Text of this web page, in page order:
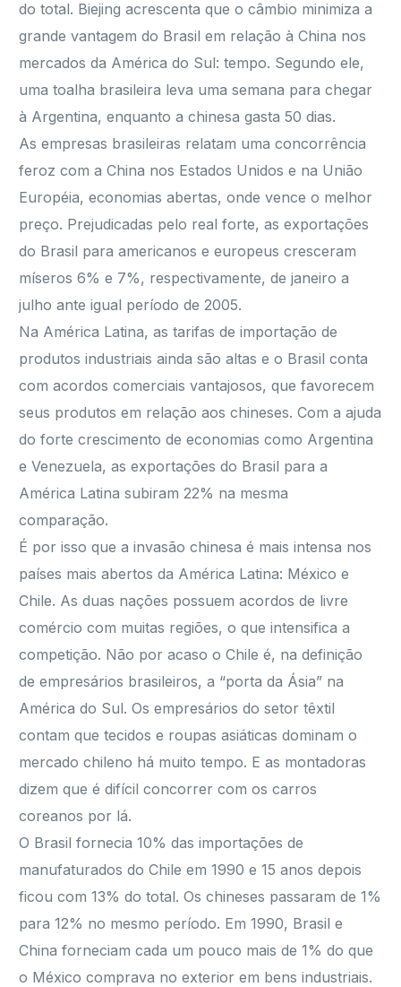
do total. Biejing acrescenta que o câmbio minimiza a
grande vantagem do Brasil em relação à China nos
mercados da América do Sul: tempo. Segundo ele,
uma toalha brasileira leva uma semana para chegar
à Argentina, enquanto a chinesa gasta 50 dias.
As empresas brasileiras relatam uma concorrência
feroz com a China nos Estados Unidos e na União
Européia, economias abertas, onde vence o melhor
preço. Prejudicadas pelo real forte, as exportações
do Brasil para americanos e europeus cresceram
míseros 6% e 7%, respectivamente, de janeiro a
julho ante igual período de 2005.
Na América Latina, as tarifas de importação de
produtos industriais ainda são altas e o Brasil conta
com acordos comerciais vantajosos, que favorecem
seus produtos em relação aos chineses. Com a ajuda
do forte crescimento de economias como Argentina
e Venezuela, as exportações do Brasil para a
América Latina subiram 22% na mesma
comparação.
É por isso que a invasão chinesa é mais intensa nos
países mais abertos da América Latina: México e
Chile. As duas nações possuem acordos de livre
comércio com muitas regiões, o que intensifica a
competição. Não por acaso o Chile é, na definição
de empresários brasileiros, a “porta da Ásia” na
América do Sul. Os empresários do setor têxtil
contam que tecidos e roupas asiáticas dominam o
mercado chileno há muito tempo. E as montadoras
dizem que é difícil concorrer com os carros
coreanos por lá.
O Brasil fornecia 10% das importações de
manufaturados do Chile em 1990 e 15 anos depois
ficou com 13% do total. Os chineses passaram de 1%
para 12% no mesmo período. Em 1990, Brasil e
China forneciam cada um pouco mais de 1% do que
o México comprava no exterior em bens industriais.